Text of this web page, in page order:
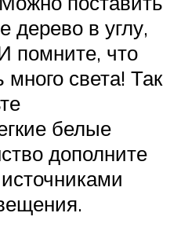
в углу,
помните, что
света! Так
белые
дополните